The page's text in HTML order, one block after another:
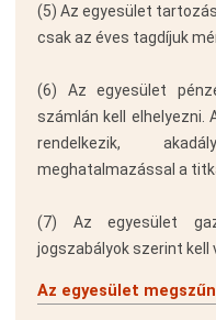
(5) Az egyesület
csak az éves tagdíjuk
(6) Az egyesület
számlán kell elhelyezni.
rendelkezik,
meghatalmazással a
(7) Az egyesület
jogszabályok szerint kell
Az egyesület